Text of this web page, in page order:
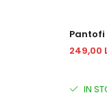
Pantofi
249,00
IN